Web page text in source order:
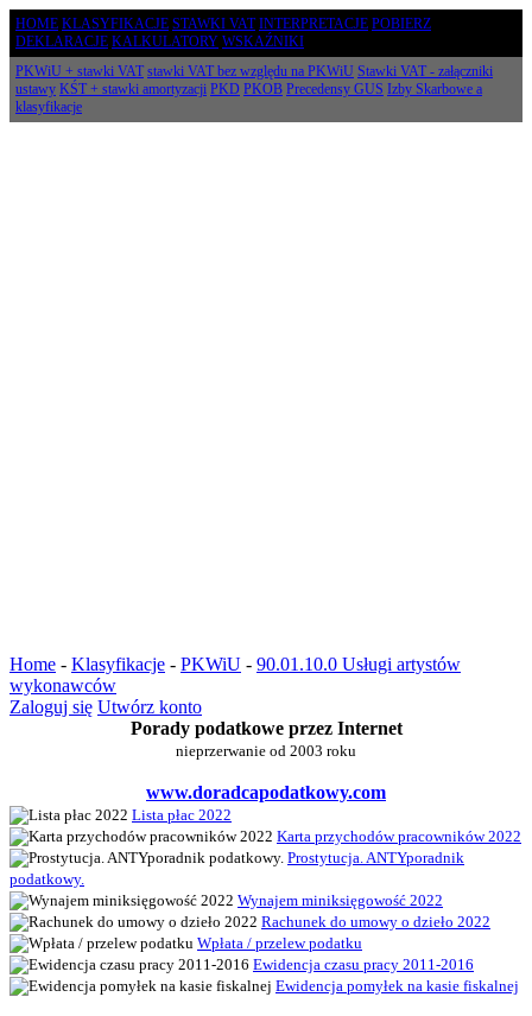
HOME KLASYFIKACJE STAWKI VAT INTERPRETACJE POBIERZ
DEKLARACJE KALKULATORY WSKAŹNIKI
PKWiU + stawki VAT stawki VAT bez względu na PKWiU Stawki VAT - załączniki
ustawy KŚT + stawki amortyzacji PKD PKOB Precedensy GUS Izby Skarbowe a
klasyfikacje
Home - Klasyfikacje - PKWiU - 90.01.10.0 Usługi artystów
wykonawców
Zaloguj się Utwórz konto
Porady podatkowe przez Internet
nieprzerwanie od 2003 roku
www.doradcapodatkowy.com
Lista płac 2022
Karta przychodów pracowników 2022
Prostytucja. ANTYporadnik
podatkowy.
Wynajem miniksięgowość 2022
Rachunek do umowy o dzieło 2022
Wpłata / przelew podatku
Ewidencja czasu pracy 2011-2016
Ewidencja pomyłek na kasie fiskalnej